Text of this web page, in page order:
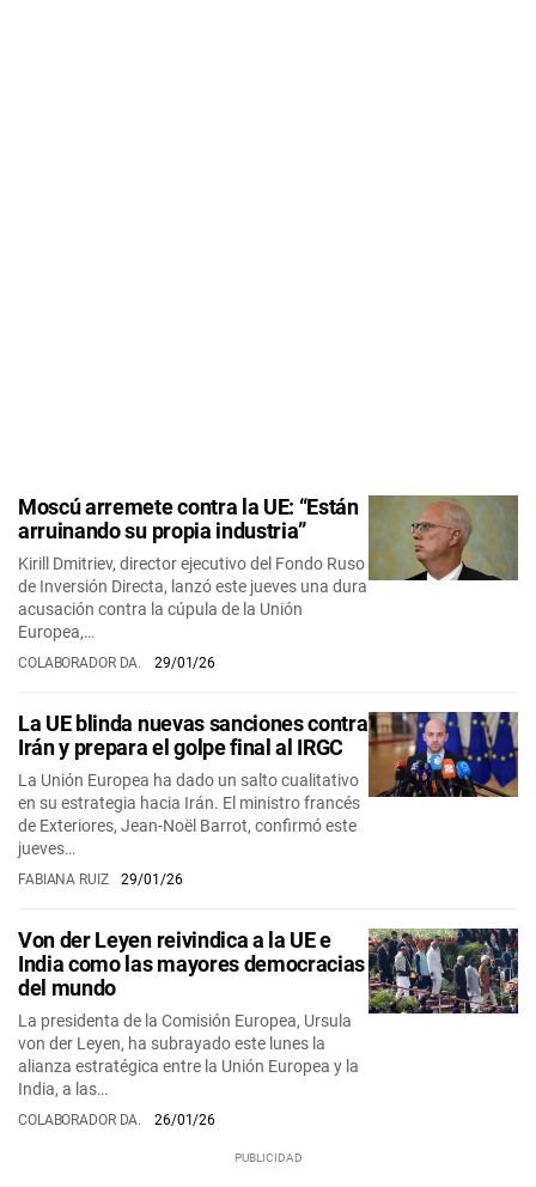
Moscú arremete contra la UE: “Están
arruinando su propia industria”
Kirill Dmitriev, director ejecutivo del Fondo Ruso
de Inversión Directa, lanzó este jueves una dura
acusación contra la cúpula de la Unión
Europea,…
COLABORADOR DA. 29/01/26
La UE blinda nuevas sanciones contra
Irán y prepara el golpe final al IRGC
La Unión Europea ha dado un salto cualitativo
en su estrategia hacia Irán. El ministro francés
de Exteriores, Jean-Noël Barrot, confirmó este
jueves…
FABIANA RUIZ 29/01/26
Von der Leyen reivindica a la UE e
India como las mayores democracias
del mundo
La presidenta de la Comisión Europea, Ursula
von der Leyen, ha subrayado este lunes la
alianza estratégica entre la Unión Europea y la
India, a las…
COLABORADOR DA. 26/01/26